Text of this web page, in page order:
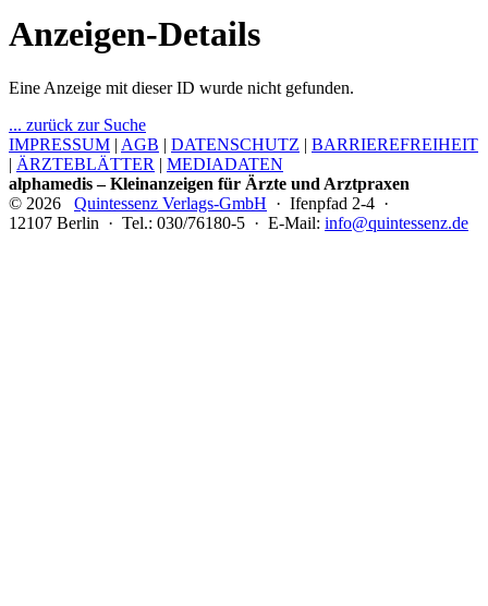
Anzeigen-Details
Eine Anzeige mit dieser ID wurde nicht gefunden.
... zurück zur Suche
IMPRESSUM | AGB | DATENSCHUTZ | BARRIEREFREIHEIT
| ÄRZTEBLÄTTER | MEDIADATEN
alphamedis – Kleinanzeigen für Ärzte und Arztpraxen
© 2026 Quintessenz Verlags-GmbH · Ifenpfad 2-4 ·
12107 Berlin · Tel.: 030/76180-5 · E-Mail: info@quintessenz.de